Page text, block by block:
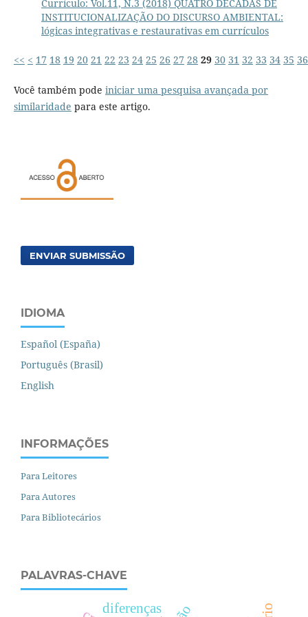
Currículo: Vol.11, N.3 (2018) QUATRO DÉCADAS DE
INSTITUCIONALIZAÇÃO DO DISCURSO AMBIENTAL:
lógicas integrativas e restaurativas em currículos
<< < 17 18 19 20 21 22 23 24 25 26 27 28 29 30 31 32 33 34 35 36
Você também pode iniciar uma pesquisa avançada por
similaridade para este artigo.
ENVIAR SUBMISSÃO
IDIOMA
Español (España)
Português (Brasil)
English
INFORMAÇÕES
Para Leitores
Para Autores
Para Bibliotecários
PALAVRAS-CHAVE
diferenças